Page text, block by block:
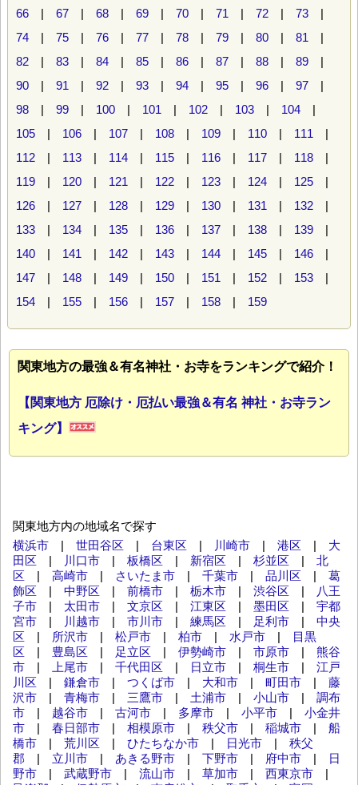
66 | 67 | 68 | 69 | 70 | 71 | 72 | 73 |
74 | 75 | 76 | 77 | 78 | 79 | 80 | 81 |
82 | 83 | 84 | 85 | 86 | 87 | 88 | 89 |
90 | 91 | 92 | 93 | 94 | 95 | 96 | 97 |
98 | 99 | 100 | 101 | 102 | 103 | 104 |
105 | 106 | 107 | 108 | 109 | 110 | 111 |
112 | 113 | 114 | 115 | 116 | 117 | 118 |
119 | 120 | 121 | 122 | 123 | 124 | 125 |
126 | 127 | 128 | 129 | 130 | 131 | 132 |
133 | 134 | 135 | 136 | 137 | 138 | 139 |
140 | 141 | 142 | 143 | 144 | 145 | 146 |
147 | 148 | 149 | 150 | 151 | 152 | 153 |
154 | 155 | 156 | 157 | 158 | 159
関東地方の最強＆有名神社・お寺をランキングで紹介！
【関東地方 厄除け・厄払い最強＆有名 神社・お寺ラン
キング】
関東地方内の地域名で探す
横浜市 | 世田谷区 | 台東区 | 川崎市 | 港区 | 大
田区 | 川口市 | 板橋区 | 新宿区 | 杉並区 | 北
区 | 高崎市 | さいたま市 | 千葉市 | 品川区 | 葛
飾区 | 中野区 | 前橋市 | 栃木市 | 渋谷区 |
八王
子市 | 太田市 | 文京区 | 江東区 | 墨田区 | 宇都
宮市 | 川越市 | 市川市 | 練馬区 | 足利市 | 中央
区 | 所沢市 | 松戸市 | 柏市 | 水戸市 |
目黒
区 | 豊島区 | 足立区 | 伊勢崎市 | 市原市 | 熊谷
市 | 上尾市 | 千代田区 | 日立市 | 桐生市 | 江戸
川区 | 鎌倉市 | つくば市 | 大和市 | 町田市 | 藤
沢市 | 青梅市 | 三鷹市 | 土浦市 | 小山市 | 調布
市 | 越谷市 | 古河市 | 多摩市 | 小平市 | 小金井
市 | 春日部市 | 相模原市 | 秩父市 | 稲城市 | 船
橋市 | 荒川区 | ひたちなか市 | 日光市 | 秩父
郡 | 立川市 | あきる野市 | 下野市 | 府中市 |
日
野市 | 武蔵野市 | 流山市 | 草加市 | 西東京市 |